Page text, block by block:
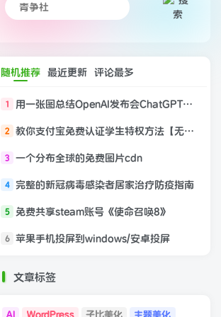
随机推荐 最近更新 评论最多
1 用一张图总结OpenAI发布会ChatGPT核心更新内容
2 教你支付宝免费认证学生特权方法【无毕业证也可】
3 一个分布全球的免费图片cdn
4 完整的新冠病毒感染者居家治疗防疫指南
5 免费共享steam账号《使命召唤8》
6 苹果手机投屏到windows/安卓投屏
文章标签